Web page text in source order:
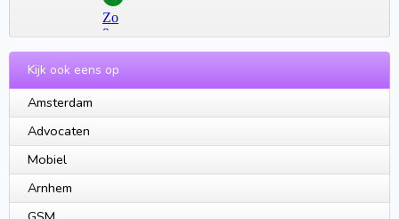
Kijk ook eens op
Amsterdam
Advocaten
Mobiel
Arnhem